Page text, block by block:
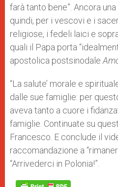
farà tanto bene”. Ancora
quindi, per i vescovi e i
religiose, i fedeli laici e
quali il Papa porta
apostolica postsinodale
“La salute’ morale e
dalle sue famiglie: per
aveva tanto a cuore i
famiglie. Continuate su
Francesco. E conclude il
raccomandazione a
“Arrivederci in Polonia!”.